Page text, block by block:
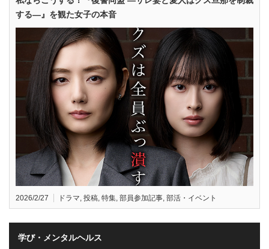
する—』を観た女子の本音
2026/2/27 ドラマ, 投稿, 特集, 部員参加記事, 部活・イベント
学び・メンタルヘルス